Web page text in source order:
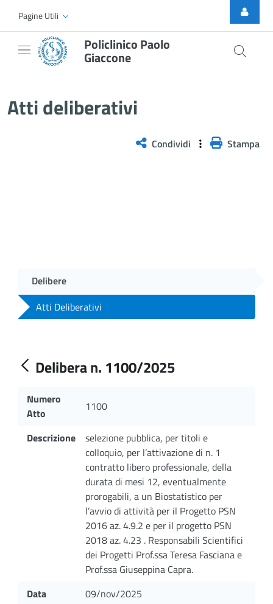
Skip to Main Content
Pagine Utili
Policlinico Paolo
Giaccone
Atti deliberativi
Condividi Stampa
Delibere
Atti Deliberativi
Delibera n. 1100/2025
Numero
Atto
1100
Descrizione
selezione pubblica, per titoli e
colloquio, per l’attivazione di n. 1
contratto libero professionale, della
durata di mesi 12, eventualmente
prorogabili, a un Biostatistico per
l’avvio di attività per il Progetto PSN
2016 az. 4.9.2 e per il progetto PSN
2018 az. 4.23 . Responsabili Scientifici
dei Progetti Prof.ssa Teresa Fasciana e
Prof.ssa Giuseppina Capra.
Data
09/nov/2025